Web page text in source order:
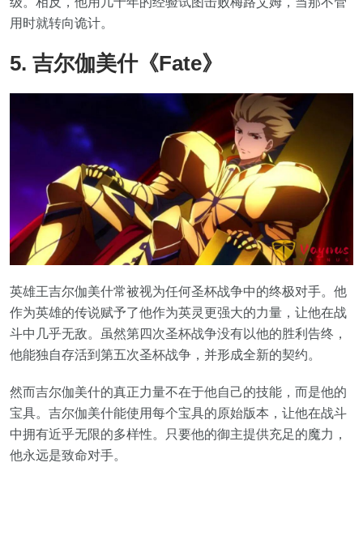
用时就转向诡计。
5. 吉尔伽美什《Fate》
英雄王吉尔伽美什常被视为任何圣杯战争中的终极对手。他
作为英雄的传说赋予了他作为英灵更强大的力量，让他在战
斗中几乎无敌。虽然第四次圣杯战争没有以他的胜利告终，
他能独自存活到第五次圣杯战争，并形成全新的契约。
然而吉尔伽美什的真正力量不在于他自己的技能，而是他的
宝具。吉尔伽美什能使用每个宝具的原始版本，让他在战斗
中拥有近乎无限的多样性。只要他的御主提供充足的魔力，
他永远是致命对手。